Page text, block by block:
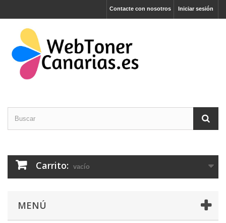
Iniciar sesión
Contacte con nosotros
Carrito: vacío
MENÚ